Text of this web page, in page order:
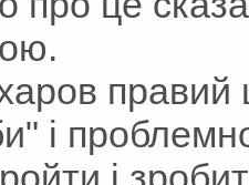
правий
і